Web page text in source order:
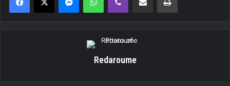
Redaroume